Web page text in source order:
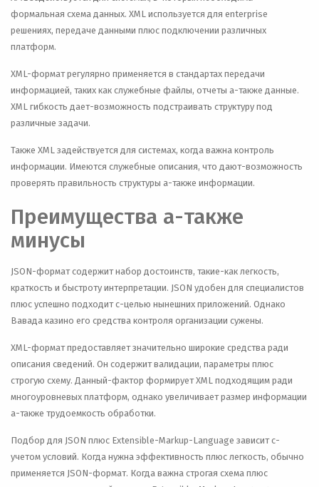
формальная схема данных. XML используется для enterprise
решениях, передаче данными плюс подключении различных
платформ.
XML-формат регулярно применяется в стандартах передачи
информацией, таких как служебные файлы, отчеты а-также данные.
XML гибкость дает-возможность подстраивать структуру под
различные задачи.
Также XML задействуется для системах, когда важна контроль
информации. Имеются служебные описания, что дают-возможность
проверять правильность структуры а-также информации.
Преимущества а-также
минусы
JSON-формат содержит набор достоинств, такие-как легкость,
краткость и быстроту интерпретации. JSON удобен для специалистов
плюс успешно подходит с-целью нынешних приложений. Однако
Вавада казино его средства контроля организации сужены.
XML-формат предоставляет значительно широкие средства ради
описания сведений. Он содержит валидации, параметры плюс
строгую схему. Данный-фактор формирует XML подходящим ради
многоуровневых платформ, однако увеличивает размер информации
а-также трудоемкость обработки.
Подбор для JSON плюс Extensible-Markup-Language зависит с-
учетом условий. Когда нужна эффективность плюс легкость, обычно
применяется JSON-формат. Когда важна строгая схема плюс